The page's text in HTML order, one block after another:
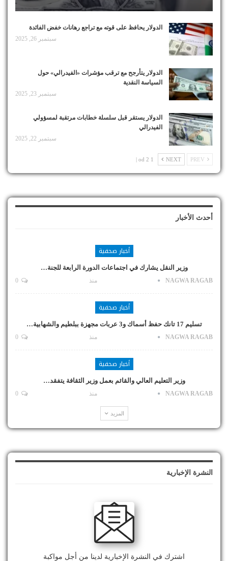
الدولار يحافظ على قوته مع تراجع رهانات خفض الفائدة
سبتمبر 26, 2025
الدولار يتأرجح مع ترقب مؤشرات «الفيدرالي» حول
السياسة النقدية
سبتمبر 23, 2025
الدولار يستقر قبل سلسلة خطابات مرتقبة لمسؤولي
الفيدرالي
سبتمبر 22, 2025
NEXT
1 od 2 |
أحدث الأخبار
أخبار صحفية
وزير النقل يشارك في اجتماعات الدورة الرابعة للجنة…
NAGWA RAGAB منذ
أخبار صحفية
تسليم 17 تانك حفظ أسماك و3 عربات مجهزة ببلطيم والشهابية…
NAGWA RAGAB منذ
أخبار صحفية
وزير التعليم العالي والقائم بعمل وزير الثقافة يتفقد…
NAGWA RAGAB منذ
المزيد
النشرة الإخبارية
اشترك في النشرة الإخبارية لدينا من أجل مواكبة